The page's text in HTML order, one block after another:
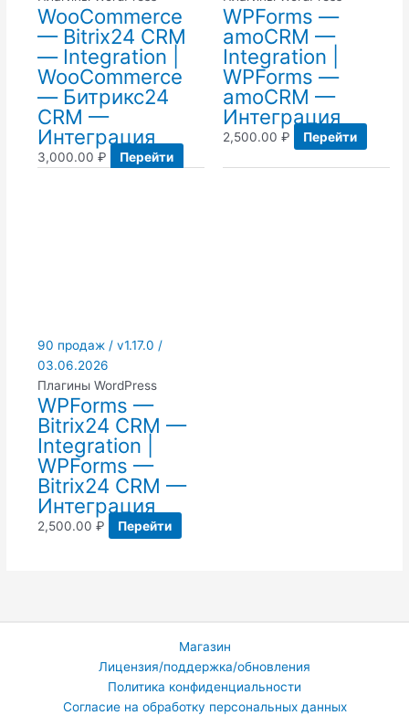
WooCommerce
— Bitrix24 CRM
— Integration |
WooCommerce
— Битрикс24
CRM —
Интеграция
3,000.00₽ Перейти
WPForms —
amoCRM —
Integration |
WPForms —
amoCRM —
Интеграция
2,500.00 ₽ Перейти
90 продаж / v1.17.0 /
03.06.2026
Плагины WordPress
WPForms —
Bitrix24 CRM —
Integration |
WPForms —
Bitrix24 CRM —
Интеграция
2,500.00₽ Перейти
Магазин
Лицензия/поддержка/обновления
Политика конфиденциальности
Согласие на обработку персональных данных